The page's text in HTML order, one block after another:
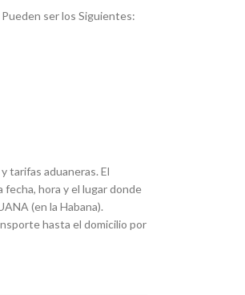
ser los Siguientes:
tarifas aduaneras. El
hora y el lugar donde
(en la Habana).
hasta el domicilio por